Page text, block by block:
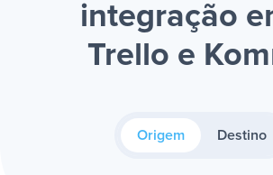
integração
Trello e
Origem Destino